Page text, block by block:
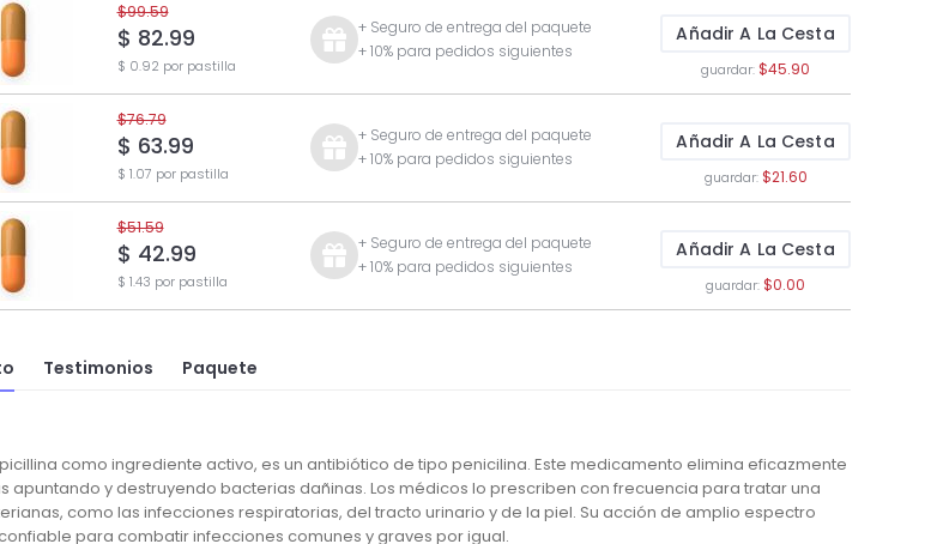
$99.59
$ 82.99
$ 0.92 por pastilla
+ Seguro de entrega del paquete
+ 10% para pedidos siguientes
Añadir A La Cesta
guardar:$45.90
$76.79
$ 63.99
$ 1.07 por pastilla
+ Seguro de entrega del paquete
+ 10% para pedidos siguientes
Añadir A La Cesta
guardar:$21.60
$51.59
$ 42.99
$ 1.43 por pastilla
+ Seguro de entrega del paquete
+ 10% para pedidos siguientes
Añadir A La Cesta
guardar:$0.00
Testimonios Paquete
como ingrediente activo, es un antibiótico de tipo penicilina. Este medicamento elimina eficazmente
apuntando y destruyendo bacterias dañinas. Los médicos lo prescriben con frecuencia para tratar una
como las infecciones respiratorias, del tracto urinario y de la piel. Su acción de amplio espectro
para combatir infecciones comunes y graves por igual.